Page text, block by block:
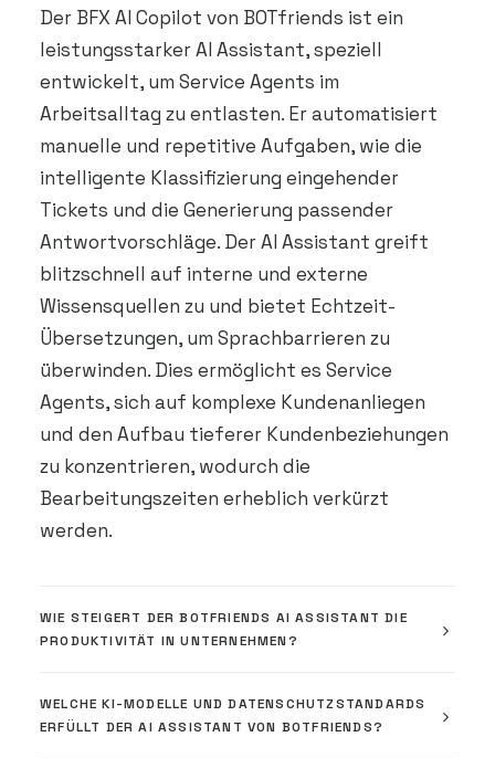
Der BFX AI Copilot von BOTfriends ist ein
leistungsstarker AI Assistant, speziell
entwickelt, um Service Agents im
Arbeitsalltag zu entlasten. Er automatisiert
manuelle und repetitive Aufgaben, wie die
intelligente Klassifizierung eingehender
Tickets und die Generierung passender
Antwortvorschläge. Der AI Assistant greift
blitzschnell auf interne und externe
Wissensquellen zu und bietet Echtzeit-
Übersetzungen, um Sprachbarrieren zu
überwinden. Dies ermöglicht es Service
Agents, sich auf komplexe Kundenanliegen
und den Aufbau tieferer Kundenbeziehungen
zu konzentrieren, wodurch die
Bearbeitungszeiten erheblich verkürzt
werden.
WIE STEIGERT DER BOTFRIENDS AI ASSISTANT DIE
PRODUKTIVITÄT IN UNTERNEHMEN?
WELCHE KI-MODELLE UND DATENSCHUTZSTANDARDS
ERFÜLLT DER AI ASSISTANT VON BOTFRIENDS?